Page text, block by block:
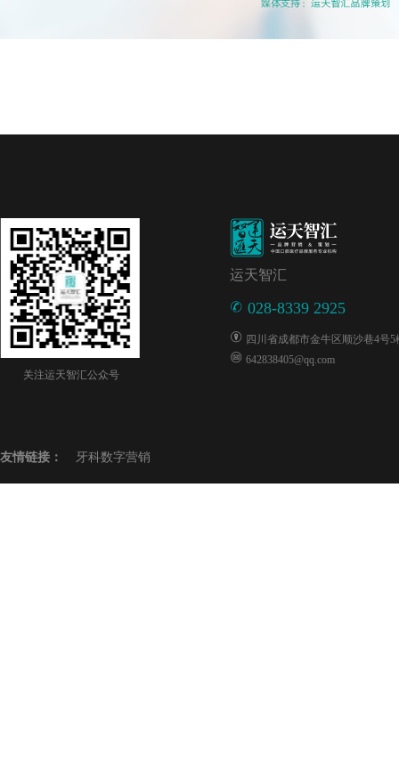
关注运天智汇公众号
运天智汇
028-8339 2925
四川省成都市金牛区顺沙巷4号5
642838405@qq.com
友情链接： 牙科数字营销